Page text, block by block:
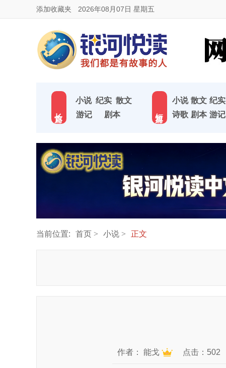
添加收藏夹 2026年08月07日 星期五
小说 纪实 散文
游记
剧本
小说 散文 纪实
诗歌 剧本 游记
当前位置: 首页 小说 正文
作者： 能戈 点击：502